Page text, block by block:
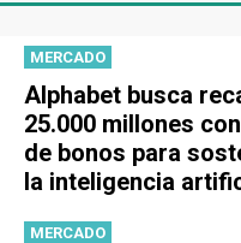
MERCADO
Alphabet busca
25.000 millones
de bonos para
la inteligencia
MERCADO